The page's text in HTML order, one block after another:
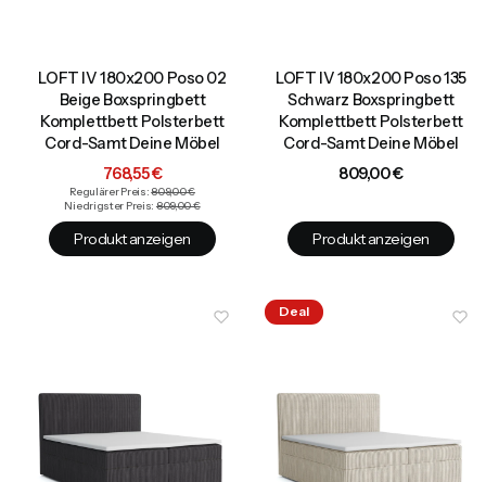
LOFT IV 180x200 Poso 02
Beige Boxspringbett
Komplettbett Polsterbett
Cord-Samt Deine Möbel
Aktionspreis
768,55 €
Regulärer Preis: 809,00 €
Niedrigster Preis: 809,00 €
Produkt anzeigen
LOFT IV 180x200 Poso 135
Schwarz Boxspringbett
Komplettbett Polsterbett
Cord-Samt Deine Möbel
Preis
809,00 €
Produkt anzeigen
Deal